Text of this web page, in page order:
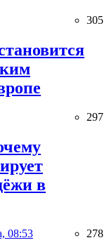
305
297
в
08:53 278